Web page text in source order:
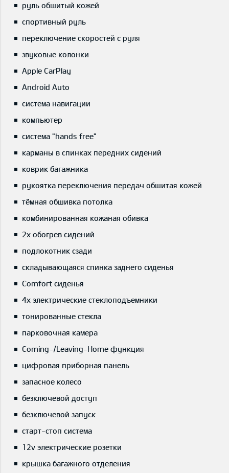
руль обшитый кожей
спортивный руль
переключение скоростей с руля
звуковые колонки
Apple CarPlay
Android Auto
система навигации
компьютер
система "hands free"
карманы в спинках передних сидений
коврик багажника
рукоятка переключения передач обшитая кожей
тёмная обшивка потолка
комбинированная кожаная обивка
2x обогрев сидений
подлокотник сзади
складывающаяся спинка заднего сиденья
Comfort сиденья
4x электрические стеклоподъемники
тонированные стекла
парковочная камера
Coming-/Leaving-Home функция
цифровая приборная панель
запасное колесо
безключевой доступ
безключевой запуск
старт-стоп система
12v электрические розетки
крышка багажного отделения